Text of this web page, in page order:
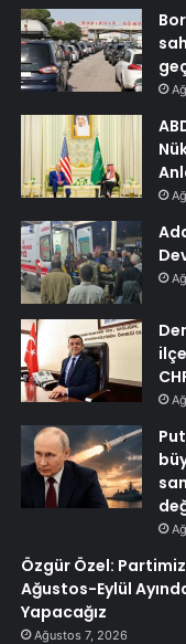
Özgür Özel:
Ağustos-Eylül
Yapacağız
Ağustos 7, 2026